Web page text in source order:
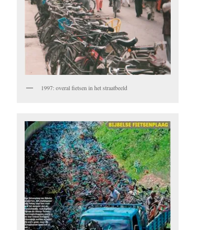
1997: overal fietsen in het straatbeeld